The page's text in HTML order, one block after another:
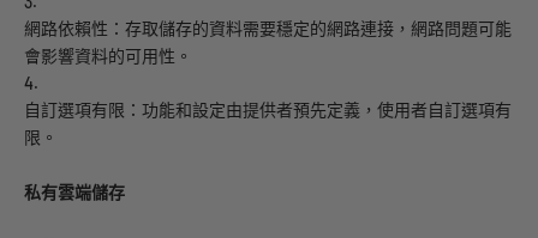
網路依賴性：存取儲存的資料需要穩定的網路連接，網路問題可能
會影響資料的可用性。
4.
自訂選項有限：功能和設定由提供者預先定義，使用者自訂選項有
限。
私有雲端儲存